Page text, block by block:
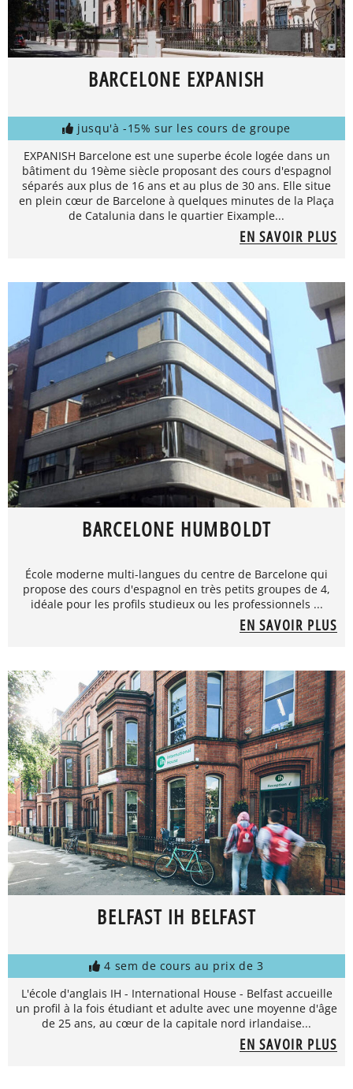
BARCELONE EXPANISH
jusqu'à -15% sur les cours de groupe
EXPANISH Barcelone est une superbe école logée dans un
bâtiment du 19ème siècle proposant des cours d'espagnol
séparés aux plus de 16 ans et au plus de 30 ans. Elle situe
en plein cœur de Barcelone à quelques minutes de la Plaça
de Catalunia dans le quartier Eixample...
EN SAVOIR PLUS
BARCELONE HUMBOLDT
École moderne multi-langues du centre de Barcelone qui
propose des cours d'espagnol en très petits groupes de 4,
idéale pour les profils studieux ou les professionnels ...
EN SAVOIR PLUS
BELFAST IH BELFAST
4 sem de cours au prix de 3
L'école d'anglais IH - International House - Belfast accueille
un profil à la fois étudiant et adulte avec une moyenne d'âge
de 25 ans, au cœur de la capitale nord irlandaise...
EN SAVOIR PLUS